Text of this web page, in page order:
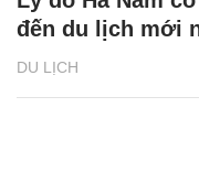
DU LỊCH
đến du lịch mới